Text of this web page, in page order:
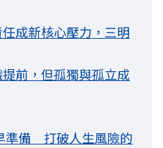
成新核心壓力，三明
前，但孤獨與孤立成
準備 打破人生風險的